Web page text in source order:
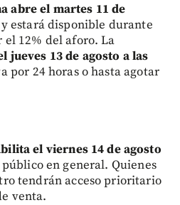
abre el martes 11 de
y estará disponible durante
el 12% del aforo. La
jueves 13 de agosto a las
por 24 horas o hasta agotar
el viernes 14 de agosto
en general. Quienes
tendrán acceso prioritario
venta.